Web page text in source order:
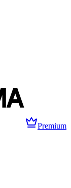
Premium